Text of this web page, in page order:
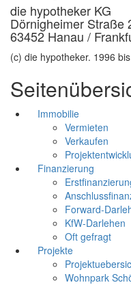
die hypotheker KG
Dörnigheimer Straße
63452 Hanau /
(c) die hypotheker. 1996
Immobilie
Vermieten
Verkaufen
Finanzierung
Forward-
KfW-Darlehen
Oft gefragt
Projekte
Wohnpark